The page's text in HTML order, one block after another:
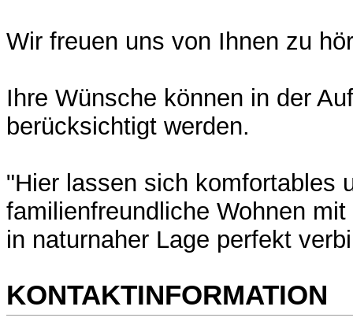
Wir freuen uns von Ihnen zu
Ihre Wünsche können in der
berücksichtigt werden.
"Hier lassen sich komfortables
familienfreundliche Wohnen
in naturnaher Lage perfekt
KONTAKTINFORMATION